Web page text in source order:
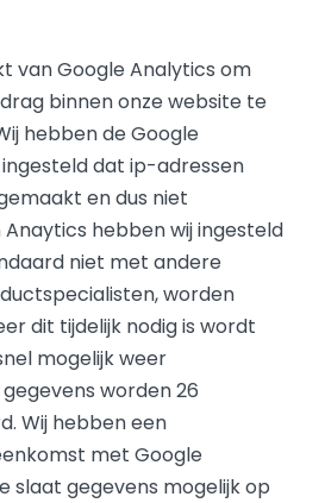
van Google Analytics om
binnen onze website te
hebben de Google
dat ip-adressen
en dus niet
Anaytics hebben wij ingesteld
niet met andere
worden
dit tijdelijk nodig is wordt
mogelijk weer
worden 26
Wij hebben een
met Google
slaat gegevens mogelijk op